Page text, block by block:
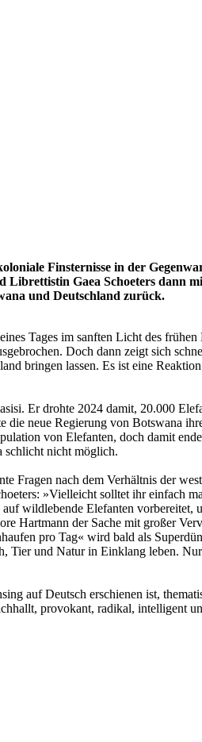
Finsternisse in der
Gaea Schoeters dann
und Deutschland zurück.
Tages im sanften Licht des
Doch dann zeigt sich
bringen lassen. Es ist eine
Er drohte 2024 damit, 20.000
neue Regierung von Botswana
von Elefanten, doch damit
schlicht nicht möglich.
Fragen nach dem Verhältnis der
»Vielleicht solltet ihr einfach
wildlebende Elefanten vorbereitet,
Hartmann der Sache mit großer
pro Tag« wird bald als
und Natur in Einklang leben.
auf Deutsch erschienen ist,
provokant, radikal, intelligent